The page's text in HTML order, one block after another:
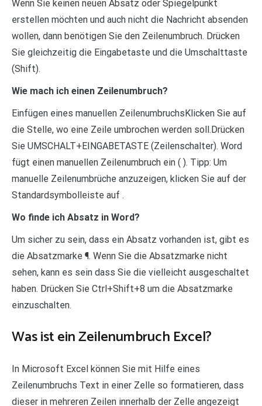
Wenn Sie keinen neuen Absatz oder Spiegelpunkt
erstellen möchten und auch nicht die Nachricht absenden
wollen, dann benötigen Sie den Zeilenumbruch. Drücken
Sie gleichzeitig die Eingabetaste und die Umschalttaste
(Shift).
Wie mach ich einen Zeilenumbruch?
Einfügen eines manuellen ZeilenumbruchsKlicken Sie auf
die Stelle, wo eine Zeile umbrochen werden soll.Drücken
Sie UMSCHALT+EINGABETASTE (Zeilenschalter). Word
fügt einen manuellen Zeilenumbruch ein ( ). Tipp: Um
manuelle Zeilenumbrüche anzuzeigen, klicken Sie auf der
Standardsymbolleiste auf .
Wo finde ich Absatz in Word?
Um sicher zu sein, dass ein Absatz vorhanden ist, gibt es
die Absatzmarke ¶. Wenn Sie die Absatzmarke nicht
sehen, kann es sein dass Sie die vielleicht ausgeschaltet
haben. Drücken Sie Ctrl+Shift+8 um die Absatzmarke
einzuschalten.
Was ist ein Zeilenumbruch Excel?
In Microsoft Excel können Sie mit Hilfe eines
Zeilenumbruchs Text in einer Zelle so formatieren, dass
dieser in mehreren Zeilen innerhalb der Zelle angezeigt